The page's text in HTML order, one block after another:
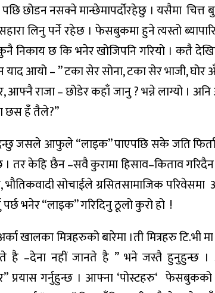
पछिछोडननसक्नेमान्छेमापर्दोरहेछु । यसैमा चित्त
लिनुपर्नेरहेछ । फेसबुकमाहुनेत्यस्तो
निकायछकिभनेरखोजिपनिगरियो । कतै
यादआयो– ”टकासेरसोना,टकासेरभाजी,घोर
,आफ्नैराजा–छोडेरकहाँजानु?भन्नेलाग्यो । अनि
छसहँतैले?”
जसलेआफुले“लाइक”पाएपछिसकेजतिफिर्ता
। तरकेहिछैन–सवैकुरामाहिसाव–कितावगरिदैन
,भौतिकवादीसोचाईलेग्रसितसामाजिकपरिवेसमा
पर्छभनेर“लाइक”गरिदिनुठूलोकुरोहो !
खालकामित्रहरुकोबारेमा ।तीमित्रहरुटि.भीमा
है –देना नहीं जानते है ” भने जस्तै हुनुहुन्छ ।
”प्रयासगर्नुहुन्छ । आफ्ना ‘पोस्टहरु‘ फेसबुकको